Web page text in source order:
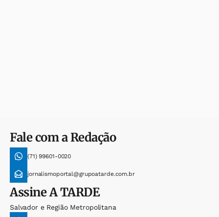
Fale com a Redação
(71) 99601-0020
jornalismoportal@grupoatarde.com.br
AssineA TARDE
Salvador e Região Metropolitana